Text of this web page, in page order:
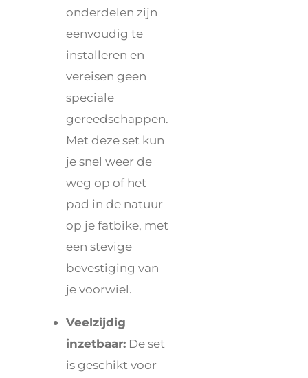
onderdelen zijn
eenvoudig te
installeren en
vereisen geen
speciale
gereedschappen.
Met deze set kun
je snel weer de
weg op of het
pad in de natuur
op je fatbike, met
een stevige
bevestiging van
je voorwiel.
Veelzijdig
inzetbaar: De set
is geschikt voor